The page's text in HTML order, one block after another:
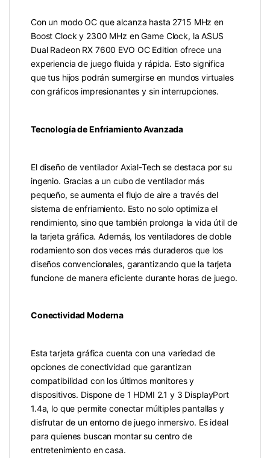
Con un modo OC que alcanza hasta 2715 MHz en
Boost Clock y 2300 MHz en Game Clock, la ASUS
Dual Radeon RX 7600 EVO OC Edition ofrece una
experiencia de juego fluida y rápida. Esto significa
que tus hijos podrán sumergirse en mundos virtuales
con gráficos impresionantes y sin interrupciones.
Tecnología de Enfriamiento Avanzada
El diseño de ventilador Axial-Tech se destaca por su
ingenio. Gracias a un cubo de ventilador más
pequeño, se aumenta el flujo de aire a través del
sistema de enfriamiento. Esto no solo optimiza el
rendimiento, sino que también prolonga la vida útil de
la tarjeta gráfica. Además, los ventiladores de doble
rodamiento son dos veces más duraderos que los
diseños convencionales, garantizando que la tarjeta
funcione de manera eficiente durante horas de juego.
Conectividad Moderna
Esta tarjeta gráfica cuenta con una variedad de
opciones de conectividad que garantizan
compatibilidad con los últimos monitores y
dispositivos. Dispone de 1 HDMI 2.1 y 3 DisplayPort
1.4a, lo que permite conectar múltiples pantallas y
disfrutar de un entorno de juego inmersivo. Es ideal
para quienes buscan montar su centro de
entretenimiento en casa.